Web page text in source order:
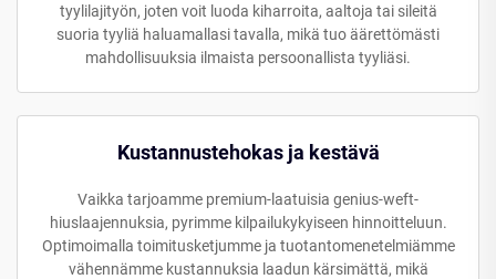
tyylilajityön, joten voit luoda kiharroita, aaltoja tai sileitä
suoria tyyliä haluamallasi tavalla, mikä tuo äärettömästi
mahdollisuuksia ilmaista persoonallista tyyliäsi.
Kustannustehokas ja kestävä
Vaikka tarjoamme premium-laatuisia genius-weft-
hiuslaajennuksia, pyrimme kilpailukykyiseen hinnoitteluun.
Optimoimalla toimitusketjumme ja tuotantomenetelmiämme
vähennämme kustannuksia laadun kärsimättä, mikä